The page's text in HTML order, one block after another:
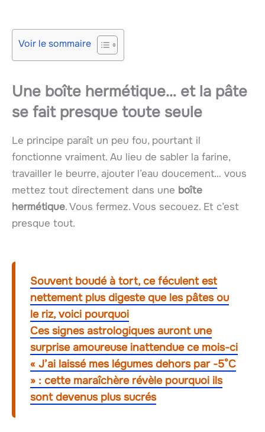
Voir le sommaire
Une boîte hermétique… et la pâte
se fait presque toute seule
Le principe paraît un peu fou, pourtant il
fonctionne vraiment. Au lieu de sabler la farine,
travailler le beurre, ajouter l’eau doucement… vous
mettez tout directement dans une boîte
hermétique. Vous fermez. Vous secouez. Et c’est
presque tout.
Souvent boudé à tort, ce féculent est
nettement plus digeste que les pâtes ou
le riz, voici pourquoi
Ces signes astrologiques auront une
surprise amoureuse inattendue ce mois-ci
« J’ai laissé mes légumes dehors par -5°C
» : cette maraîchère révèle pourquoi ils
sont devenus plus sucrés